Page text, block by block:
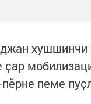
хушшинчи
пеме